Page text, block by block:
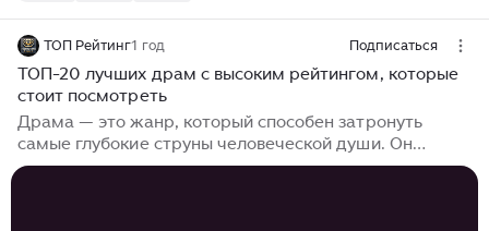
ТОП Рейтинг1 год Подписаться
ТОП-20 лучших драм с высоким рейтингом, которые
стоит посмотреть
Драма — это жанр, который способен затронуть
самые глубокие струны человеческой души. Он
позволяет зрителям погрузиться в сложные